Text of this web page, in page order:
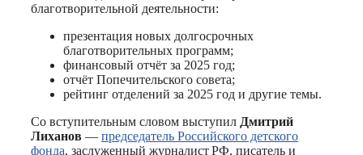
благотворительной деятельности:
презентация новых долгосрочных
благотворительных программ;
финансовый отчёт за 2025 год;
отчёт Попечительского совета;
рейтинг отделений за 2025 год и другие темы.
Со вступительным словом выступил Дмитрий
Лиханов — председатель Российского детского
фонда, заслуженный журналист РФ, писатель и